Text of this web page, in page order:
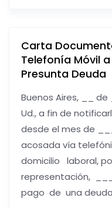
Carta
Telefonía Móvil
Presunta Deuda
Buenos Aires, __
Ud., a fin de
desde el mes de
acosada vía
domicilio laboral,
representación,
pago de una